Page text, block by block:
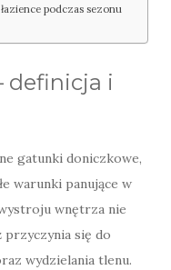
podczas sezonu
i
gatunki doniczkowe,
warunki panujące w
wnętrza nie
się do
wydzielania tlenu.